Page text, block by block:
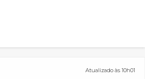
Atualizado às 10h01